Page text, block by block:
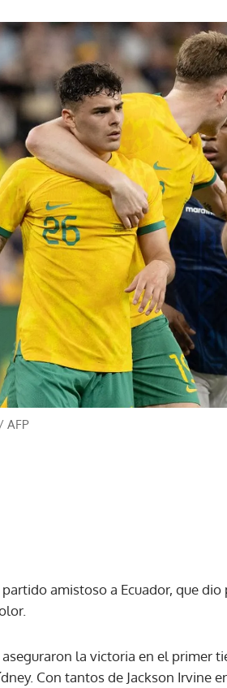
AFP
amistoso a Ecuador, que
la victoria en el primer
Con tantos de Jackson Irvine